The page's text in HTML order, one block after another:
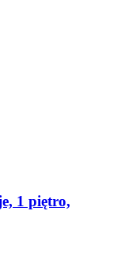
1 piętro,